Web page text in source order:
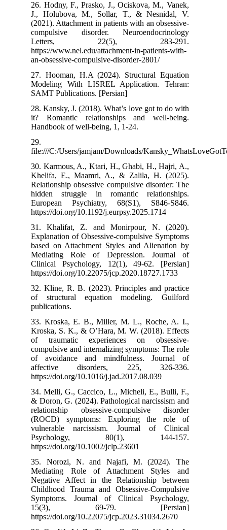
26. Hodny, F.,
J.,
(2021).
compulsive
https://
27. Hooman,
Modeling
28. Kansky, J.
it? Romantic
file:///C:/Users/
30. Karmous,
Khelifa, E.,
Relationship
hidden
European
31. Khalifat,
Explanation of
based on
Mediating
Clinical
https://doi.org/
32. Kline, R.
of structural
33. Kroska,
Kroska, S. K.,
of traumatic
compulsive
of
affective
34. Melli, G.,
& Doron, G.
relationship
(ROCD)
vulnerable
35. Norozi,
Mediating
Negative
Childhood
Symptoms.
15(3),
https://doi.org/